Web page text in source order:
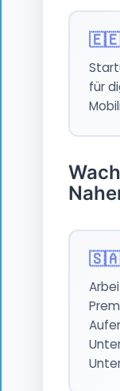
🇪🇪
für
🇸🇦